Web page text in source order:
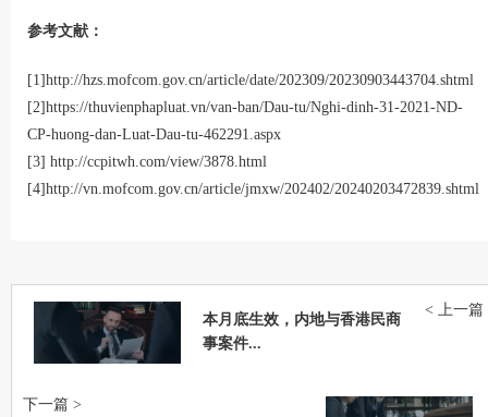
参考文献：
[1]http://hzs.mofcom.gov.cn/article/date/202309/20230903443704.shtml
[2]https://thuvienphapluat.vn/van-ban/Dau-tu/Nghi-dinh-31-2021-ND-
CP-huong-dan-Luat-Dau-tu-462291.aspx
[3] http://ccpitwh.com/view/3878.html
[4]http://vn.mofcom.gov.cn/article/jmxw/202402/20240203472839.shtml
本月底生效，内地与香港民商
事案件...
< 上一篇
下一篇 >